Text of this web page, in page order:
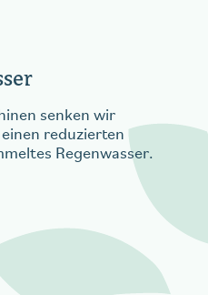
senken wir
reduzierten
Regenwasser.